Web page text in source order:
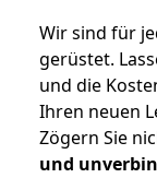
Wir sind für
gerüstet.
und die
Ihren neuen
Zögern Sie
und